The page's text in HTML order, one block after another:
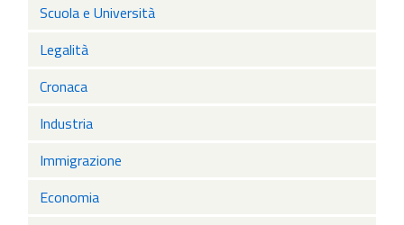
Scuola e Università
Legalità
Cronaca
Industria
Immigrazione
Economia